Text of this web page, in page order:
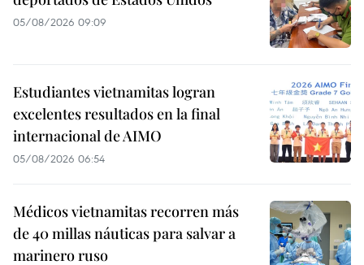
05/08/2026 09:09
Estudiantes vietnamitas logran
excelentes resultados en la final
internacional de AIMO
05/08/2026 06:54
Médicos vietnamitas recorren más
de 40 millas náuticas para salvar a
marinero ruso